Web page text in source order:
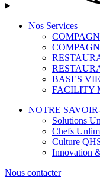
Nos Services
BASES VIE
FACILITY
NOTRE
Solutions
Chefs
Culture
Innovation
Nous contacter